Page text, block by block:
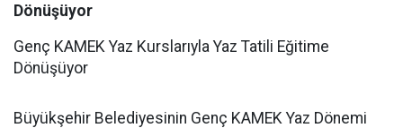
Dönüşüyor
Genç KAMEK Yaz Kurslarıyla Yaz Tatili Eğitime
Dönüşüyor
Büyükşehir Belediyesinin Genç KAMEK Yaz Dönemi